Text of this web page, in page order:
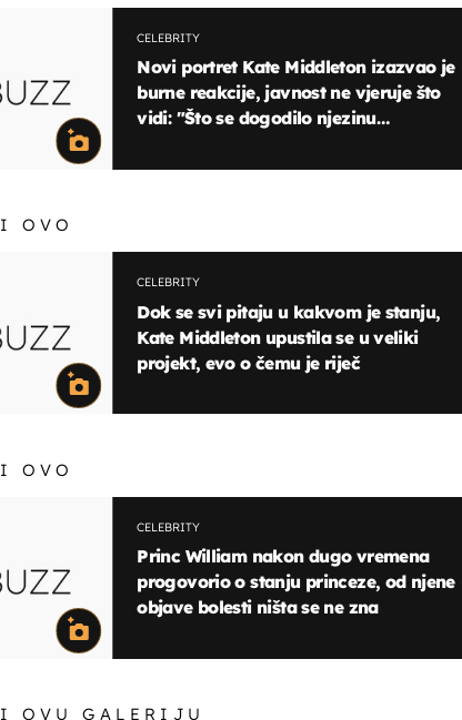
CELEBRITY
Novi portret Kate Middleton izazvao je
burne reakcije, javnost ne vjeruje što
vidi: "Što se dogodilo njezinu
I OVO
CELEBRITY
Dok se svi pitaju u kakvom je stanju,
Kate Middleton upustila se u veliki
projekt, evo o čemu je riječ
I OVO
CELEBRITY
Princ William nakon dugo vremena
progovorio o stanju princeze, od njene
objave bolesti ništa se ne zna
I OVU GALERIJU